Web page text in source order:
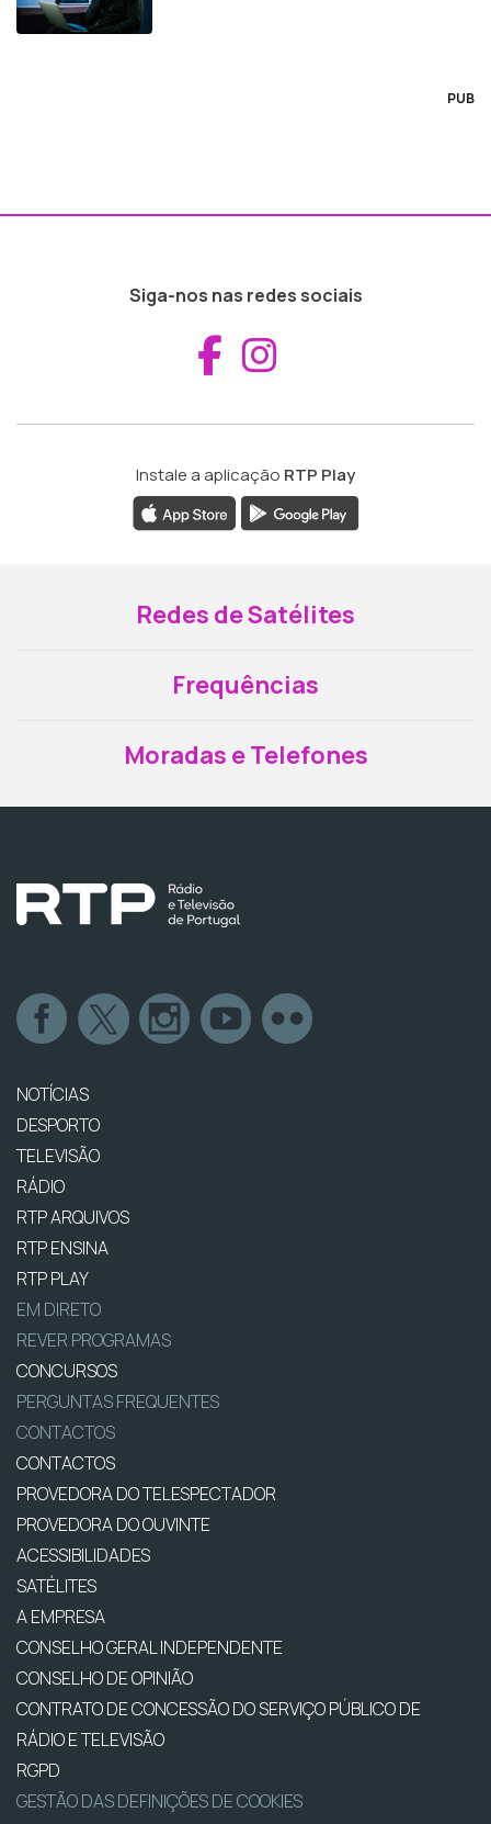
PUB
Siga-nos nas redes sociais
Aceder ao
Instale a aplicação RTP Play
Redes de Satélites
Frequências
Moradas e Telefones
NOTÍCIAS
DESPORTO
TELEVISÃO
RÁDIO
RTP ARQUIVOS
RTP ENSINA
RTP PLAY
EM DIRETO
REVER PROGRAMAS
CONCURSOS
PERGUNTAS FREQUENTES
CONTACTOS
CONTACTOS
PROVEDORA DO TELESPECTADOR
PROVEDORA DO OUVINTE
ACESSIBILIDADES
SATÉLITES
A EMPRESA
CONSELHO GERAL INDEPENDENTE
CONSELHO DE OPINIÃO
CONTRATO DE CONCESSÃO DO SERVIÇO PÚBLICO DE
RÁDIO E TELEVISÃO
RGPD
GESTÃO DAS DEFINIÇÕES DE COOKIES